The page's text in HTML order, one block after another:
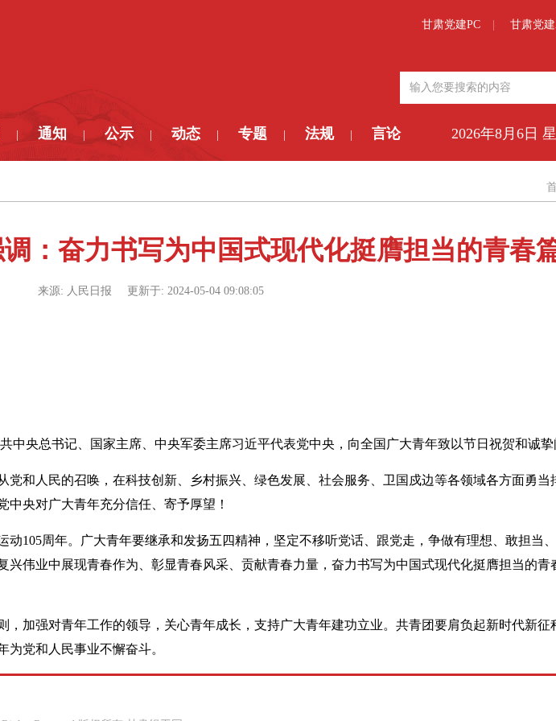
甘肃党建PC 甘肃党
通知 公示 动态 专题 法规 言论 2026年8月6日
：奋力书写为中国式现代化挺膺担当的青春
来源: 人民日报 更新于: 2024-05-04 09:08:05
中央总书记、国家主席、中央军委主席习近平代表党中央，向全国广大青年致以节日祝贺和诚
党和人民的召唤，在科技创新、乡村振兴、绿色发展、社会服务、卫国戍边等各领域各方面勇当
央对广大青年充分信任、寄予厚望！
动105周年。广大青年要继承和发扬五四精神，坚定不移听党话、跟党走，争做有理想、敢担当
兴伟业中展现青春作为、彰显青春风采、贡献青春力量，奋力书写为中国式现代化挺膺担当的青
，加强对青年工作的领导，关心青年成长，支持广大青年建功立业。共青团要肩负起新时代新征
党和人民事业不懈奋斗。